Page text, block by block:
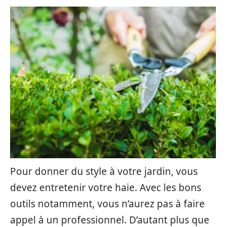
Pour donner du style à votre jardin, vous
devez entretenir votre haie. Avec les bons
outils notamment, vous n’aurez pas à faire
appel à un professionnel. D’autant plus que